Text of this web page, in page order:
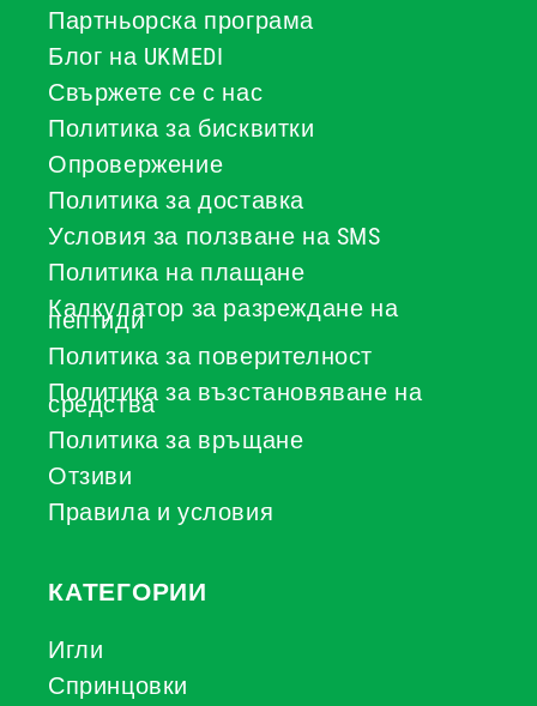
Партньорска програма
Блог на UKMEDI
Свържете се с нас
Политика за бисквитки
Опровержение
Политика за доставка
Условия за ползване на SMS
Политика на плащане
Калкулатор за разреждане на
пептиди
Политика за поверителност
Политика за възстановяване на
средства
Политика за връщане
Отзиви
Правила и условия
КАТЕГОРИИ
Игли
Спринцовки